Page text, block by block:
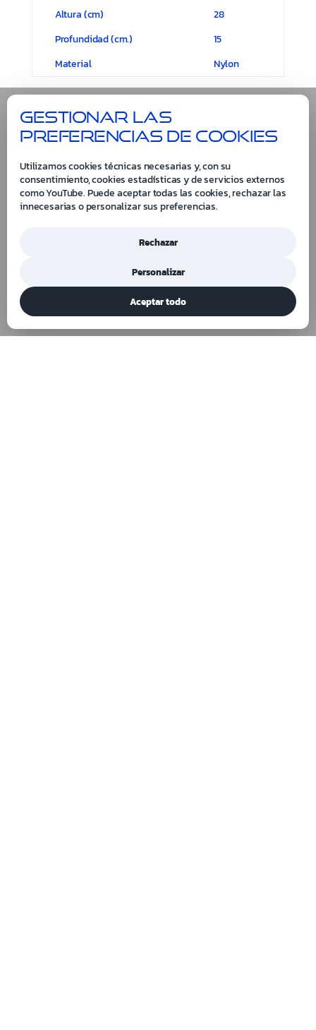
Altura (cm)
28
Profundidad (cm.)
15
Material
Nylon
Gestionar las
preferencias de cookies
Utilizamos cookies técnicas necesarias y, con su
consentimiento, cookies estadísticas y de servicios externos
como YouTube. Puede aceptar todas las cookies, rechazar las
innecesarias o personalizar sus preferencias.
Rechazar
Personalizar
Aceptar todo